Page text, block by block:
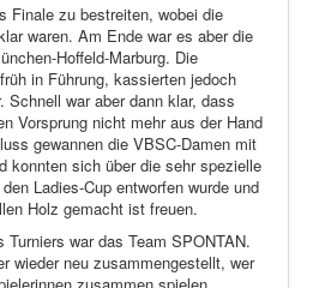
Finale zu bestreiten, wobei die
waren. Am Ende war es aber die
Hoffeld-Marburg. Die
in Führung, kassierten jedoch
Schnell war aber dann klar, dass
Vorsprung nicht mehr aus der Hand
gewannen die VBSC-Damen mit
konnten sich über die sehr spezielle
Ladies-Cup entworfen wurde und
Holz gemacht ist freuen.
war das Team SPONTAN.
wieder neu zusammengestellt, wer